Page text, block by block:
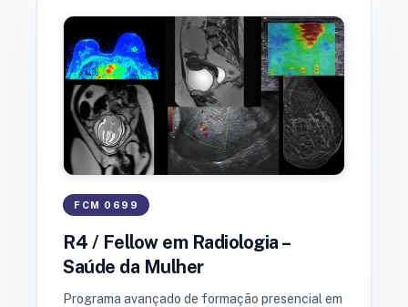
FCM 0699
R4 / Fellow em Radiologia –
Saúde da Mulher
Programa avançado de formação presencial em